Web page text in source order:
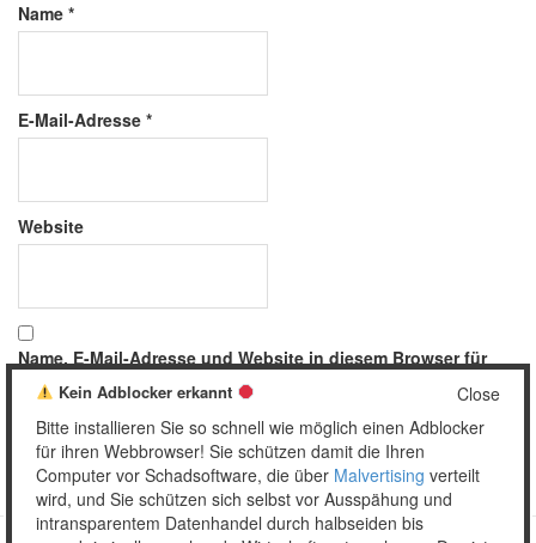
Name *
E-Mail-Adresse *
Website
Name, E-Mail-Adresse und Website in diesem Browser für
meinen nächsten Kommentar speichern.
Close
Kein Adblocker erkannt
Bitte installieren Sie so schnell wie möglich einen Adblocker
für ihren Webbrowser! Sie schützen damit die Ihren
Computer vor Schadsoftware, die über Malvertising verteilt
wird, und Sie schützen sich selbst vor Ausspähung und
intransparentem Datenhandel durch halbseiden bis